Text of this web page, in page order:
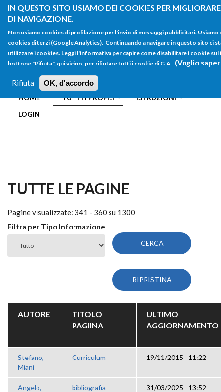
IN QUESTO SITO USIAMO DEI COOKIES PER
DI NAVIGAZIONE.
Non usiamo cookies di profilazione per l'invio di messaggi pubblicitari. Usiamo
cookies di terzi (Google Analytics). Continuando a navigare in questo sito ci
utilizzare i cookies. Leggi l'informativa per capire come disabilitare i cookie
bottone "Rifiuta", qui vicino, per rifiutare tutti i cookie di G.A. (Voglio
Rifiuta OK, d'accordo
Salta al contenuto principale
FORM
DI
RICERCA
Main menu
HOME TUTTI I PROFILI
ISTRUZIONI
LOGIN
TUTTE LE PAGINE
Pagine visualizzate: 341 - 360 su 1300
Filtra per Tipo Informazione
AUTORE
TITOLO
PAGIINA
ULTIMO
AGGIORNAMENTO
Stefano,
Miani
Curriculum 19/11/2015 - 11:22
Angelo,
bibliografia
31/03/2025 - 13:52